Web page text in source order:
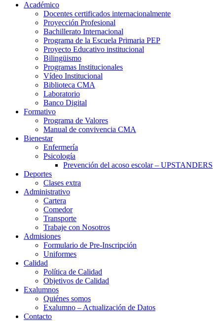
Académico
Docentes certificados internacionalmente
Proyección Profesional
Bachillerato Internacional
Programa de la Escuela Primaria PEP
Proyecto Educativo institucional
Bilingüismo
Programas Institucionales
Vídeo Institucional
Biblioteca CMA
Laboratorio
Banco Digital
Formativo
Programa de Valores
Manual de convivencia CMA
Bienestar
Enfermería
Psicología
Prevención del acoso escolar – UPSTANDERS
Deportes
Clases extra
Administrativo
Cartera
Comedor
Transporte
Trabaje con Nosotros
Admisiones
Formulario de Pre-Inscripción
Uniformes
Calidad
Política de Calidad
Objetivos de Calidad
Exalumnos
Quiénes somos
Exalumno – Actualización de Datos
Contacto